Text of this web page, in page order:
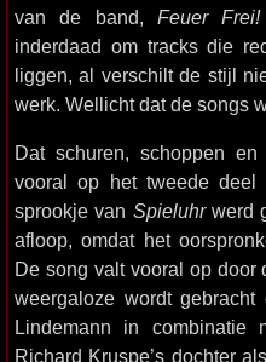
van de band, Feuer Frei!
inderdaad om tracks die
liggen, al verschilt de stijl
werk. Wellicht dat de songs
Dat schuren, schoppen
vooral op het tweede
sprookje van Spieluhrwerd
afloop, omdat het
De song valt vooral op door
weergaloze wordt
Lindemann in combinatie
Richard Kruspe’s dochter